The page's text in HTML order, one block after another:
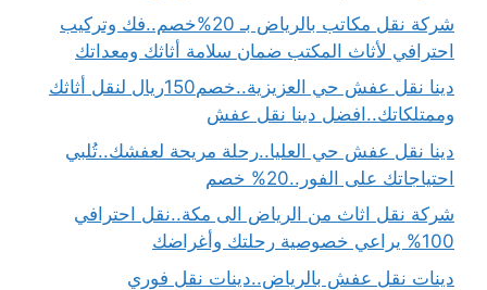
شركة نقل مكاتب بالرياض بـ 20%خصم..فك وتركيب
احترافي لأثاث المكتب ضمان سلامة أثاثك ومعداتك
دينا نقل عفش حي العزيزية..خصم150ريال لنقل أثاثك
وممتلكاتك..افضل دينا نقل عفش
دينا نقل عفش حي العليا..رحلة مريحة لعفشك..تُلبي
احتياجاتك على الفور..20% خصم
شركة نقل اثاث من الرياض الى مكة..نقل احترافي
100% يراعي خصوصية رحلتك وأغراضك
دينات نقل عفش بالرياض..دينات نقل فوري